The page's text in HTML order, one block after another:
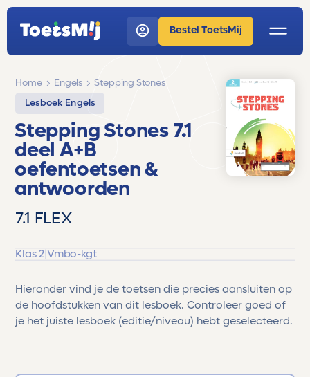
Bestel ToetsMij
Home Engels
Stepping Stones
Lesboek Engels
Stepping Stones 7.1
deel A+B
oefentoetsen &
antwoorden
7.1 FLEX
Klas 2|Vmbo-kgt
Hieronder vind je de toetsen die precies aansluiten op
de hoofdstukken van dit lesboek. Controleer goed of
je het juiste lesboek (editie/niveau) hebt geselecteerd.